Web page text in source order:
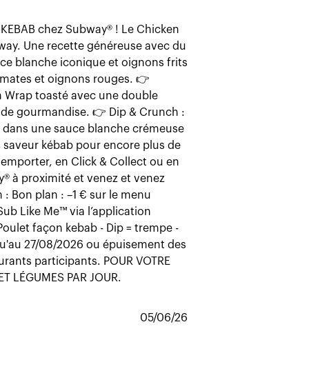
chez Subway® ! Le Chicken
Une recette généreuse avec du
blanche iconique et oignons frits
et oignons rouges. 👉
Wrap toasté avec une double
gourmandise. 👉 Dip & Crunch :
une sauce blanche crémeuse
kébab pour encore plus de
en Click & Collect ou en
à proximité et venez et venez
: Bon plan : –1 € sur le menu
Like Me™ via l’application
façon kebab - Dip = trempe -
27/08/2026 ou épuisement des
participants. POUR VOTRE
LÉGUMES PAR JOUR.
05/06/26